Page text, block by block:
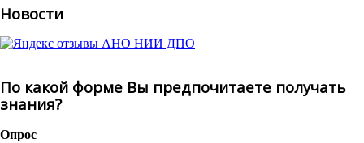
Новости
По какой форме Вы предпочитаете получать
знания?
Опрос